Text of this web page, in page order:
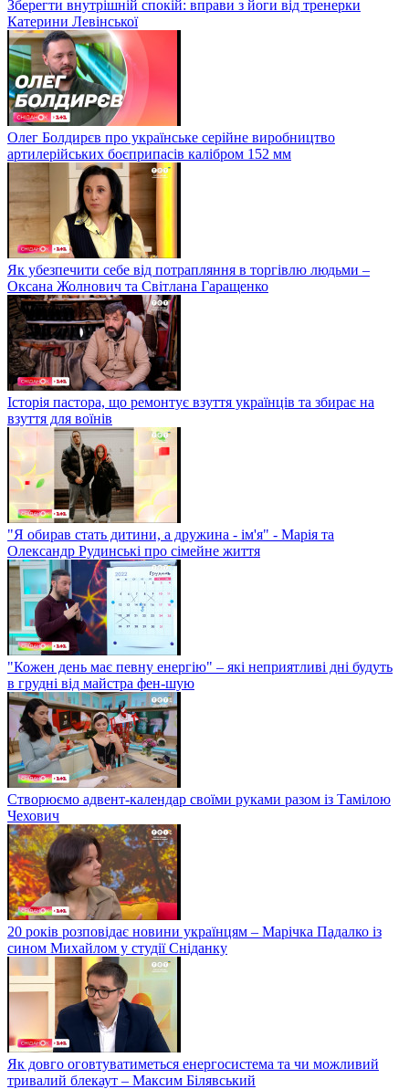
Зберегти внутрішній спокій: вправи з йоги від тренерки
Катерини Левінської
Олег Болдирєв про українське серійне виробництво
артилерійських боєприпасів калібром 152 мм
Як убезпечити себе від потрапляння в торгівлю людьми –
Оксана Жолнович та Світлана Гаращенко
Історія пастора, що ремонтує взуття українців та збирає на
взуття для воїнів
"Я обирав стать дитини, а дружина - ім'я" - Марія та
Олександр Рудинські про сімейне життя
"Кожен день має певну енергію" – які неприятливі дні будуть
в грудні від майстра фен-шую
Створюємо адвент-календар своїми руками разом із Тамілою
Чехович
20 років розповідає новини українцям – Марічка Падалко із
сином Михайлом у студії Сніданку
Як довго оговтуватиметься енергосистема та чи можливий
тривалий блекаут – Максим Білявський